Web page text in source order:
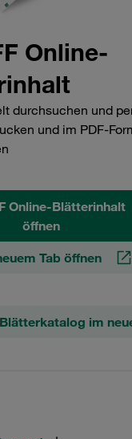
Online-
durchsuchen und
und im PDF-
Online-Blätterinhalt
öffnen
Tab öffnen
im